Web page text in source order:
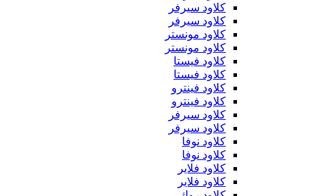
كلاود سيرفر
كلاود سيرفر
كلاود مونستر
كلاود مونستر
كلاود فيستا
كلاود فيستا
كلاود فينترو
كلاود فينترو
كلاود سيرفر
كلاود سيرفر
كلاود نوفا
كلاود نوفا
كلاود فلاير
كلاود فلاير